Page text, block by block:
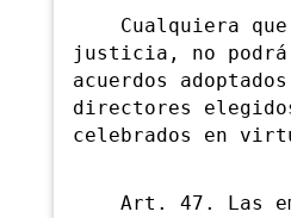
Cualquiera que
justicia, no
acuerdos
directores
celebrados en
Art. 47. Las